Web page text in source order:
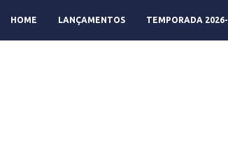
HOME LANÇAMENTOS TEMPORADA